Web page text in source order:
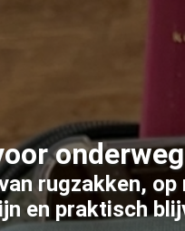
rugzakken,
en praktisch